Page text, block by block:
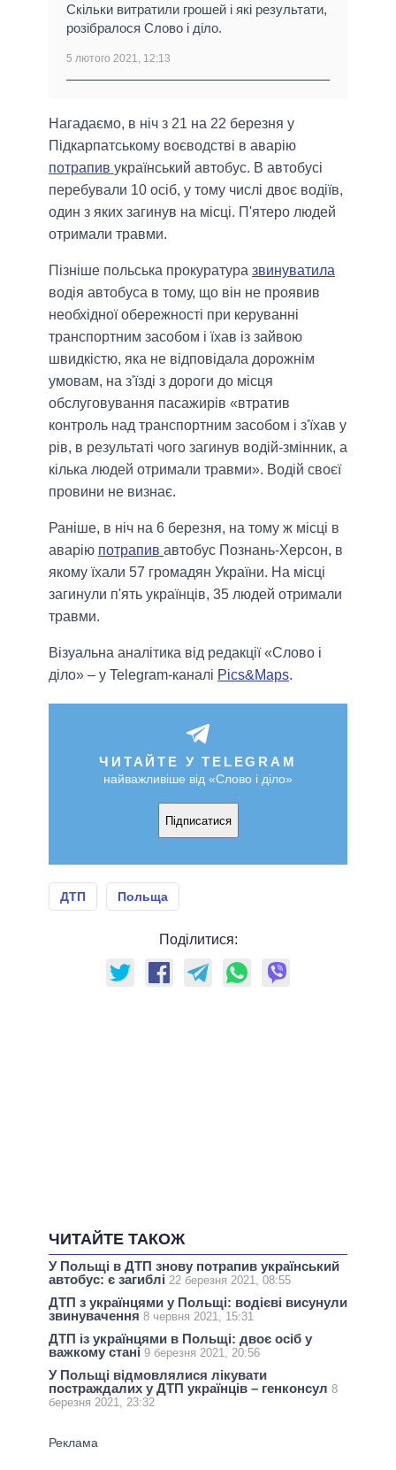
Скільки витратили грошей і які результати,
розібралося Слово і діло.
5 лютого 2021, 12:13
Нагадаємо, в ніч з 21 на 22 березня у
Підкарпатському воєводстві в аварію
потрапив український автобус. В автобусі
перебували 10 осіб, у тому числі двоє водіїв,
один з яких загинув на місці. П'ятеро людей
отримали травми.
Пізніше польська прокуратура звинуватила
водія автобуса в тому, що він не проявив
необхідної обережності при керуванні
транспортним засобом і їхав із зайвою
швидкістю, яка не відповідала дорожнім
умовам, на з'їзді з дороги до місця
обслуговування пасажирів «втратив
контроль над транспортним засобом і з'їхав у
рів, в результаті чого загинув водій-змінник, а
кілька людей отримали травми». Водій своєї
провини не визнає.
Раніше, в ніч на 6 березня, на тому ж місці в
аварію потрапив автобус Познань-Херсон, в
якому їхали 57 громадян України. На місці
загинули п'ять українців, 35 людей отримали
травми.
Візуальна аналітика від редакції «Слово і
діло» – у Telegram-каналі Pics&Maps.
ЧИТАЙТЕ У TELEGRAM
найважливіше від «Слово і діло»
Підписатися
ДТП Польща
Поділитися:
ЧИТАЙТЕ ТАКОЖ
У Польщі в ДТП знову потрапив український
автобус: є загиблі 22 березня 2021, 08:55
ДТП з українцями у Польщі: водієві висунули
звинувачення 8 червня 2021, 15:31
ДТП із українцями в Польщі: двоє осіб у
важкому стані 9 березня 2021, 20:56
У Польщі відмовлялися лікувати
постраждалих у ДТП українців – генконсул 8
березня 2021, 23:32